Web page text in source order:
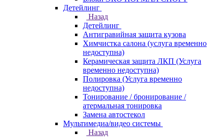
Детейлинг
Назад
Детейлинг
Антигравийная защита кузова
Химчистка салона (услуга временно
недоступна)
Керамическая защита ЛКП (Услуга
временно недоступна)
Полировка (Услуга временно
недоступна)
Тонирование / бронирование /
атермальная тонировка
Замена автостекол
Мультимедиа/видео системы
Назад